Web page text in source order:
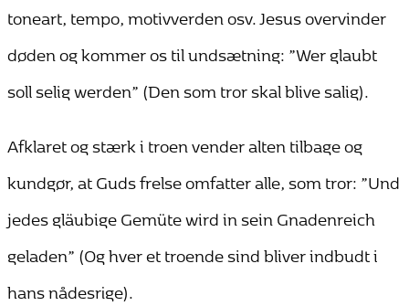
toneart, tempo, motivverden osv. Jesus overvinder
døden og kommer os til undsætning: ”Wer glaubt
soll selig werden” (Den som tror skal blive salig).
Afklaret og stærk i troen vender alten tilbage og
kundgør, at Guds frelse omfatter alle, som tror: ”Und
jedes gläubige Gemüte wird in sein Gnadenreich
geladen” (Og hver et troende sind bliver indbudt i
hans nådesrige).